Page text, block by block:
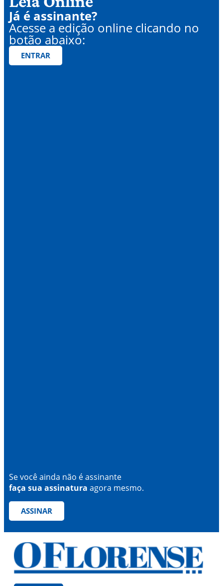
Já é assinante?
Acesse a edição online clicando no
botão abaixo:
ENTRAR
Se você ainda não é assinante
faça sua assinatura agora mesmo.
ASSINAR